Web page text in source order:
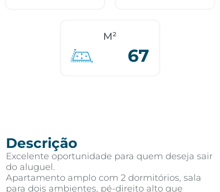
M²
67
Descrição
Excelente oportunidade para quem deseja sair
do aluguel.
Apartamento amplo com 2 dormitórios, sala
para dois ambientes, pé-direito alto que